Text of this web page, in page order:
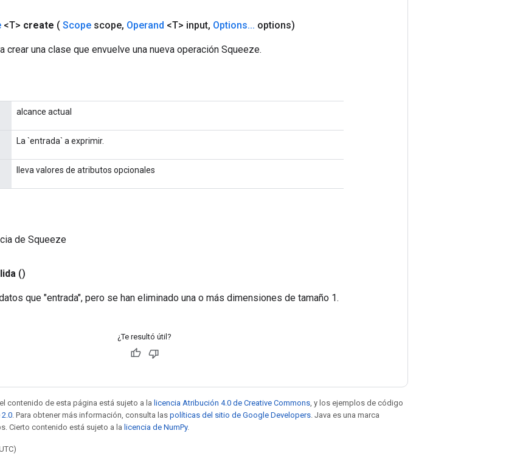
<T> create ( Scope scope, Operand <T> input, Options... options)
crear una clase que envuelve una nueva operación Squeeze.
alcance actual
La `entrada` a exprimir.
lleva valores de atributos opcionales
de Squeeze
()
que "entrada", pero se han eliminado una o más dimensiones de tamaño 1.
¿Te resultó útil?
contenido de esta página está sujeto a la licencia Atribución 4.0 de Creative Commons , y los ejemplos de código
2.0 . Para obtener más información, consulta las políticas del sitio de Google Developers . Java es una marca
Cierto contenido está sujeto a la licencia de NumPy.